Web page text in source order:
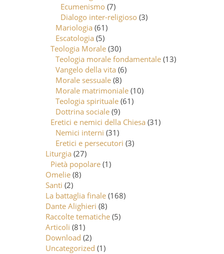
Ecumenismo (7)
Dialogo inter-religioso (3)
Mariologia (61)
Escatologia (5)
Teologia Morale (30)
Teologia morale fondamentale (13)
Vangelo della vita (6)
Morale sessuale (8)
Morale matrimoniale (10)
Teologia spirituale (61)
Dottrina sociale (9)
Eretici e nemici della Chiesa (31)
Nemici interni (31)
Eretici e persecutori (3)
Liturgia (27)
Pietà popolare (1)
Omelie (8)
Santi (2)
La battaglia finale (168)
Dante Alighieri (8)
Raccolte tematiche (5)
Articoli (81)
Download (2)
Uncategorized (1)